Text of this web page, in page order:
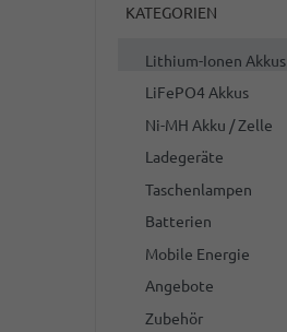
KATEGORIEN
Lithium-Ionen Akkus
LiFePO4 Akkus
Ni-MH Akku / Zelle
Ladegeräte
Taschenlampen
Batterien
Mobile Energie
Angebote
Zubehör